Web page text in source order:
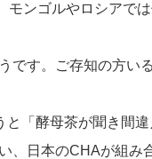
モンゴルやロシアで
です。ご存知の方い
「酵母茶が聞き間
、日本のCHAが組み